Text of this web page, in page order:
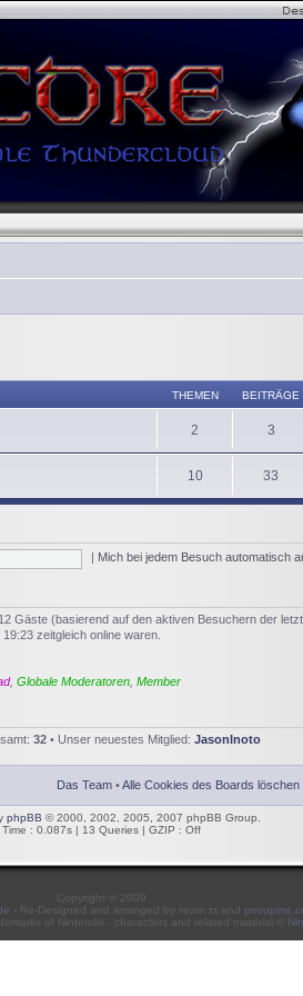
THEMEN BEITRÄGE
2 3
10 33
Mich bei jedem Besuch automatisch
Gäste (basierend auf den aktiven Besuchern der
zeitgleich online waren.
, Globale Moderatoren Member
32 • Unser neuestes Mitglied: JasonInoto
Das Team •Alle Cookies des Boards löschen
phpBB © 2000, 2002, 2005, 2007 phpBB Group.
Time : 0.087s | 13 Queries | GZIP : Off
Copyright © 2009
- Re-Designed and arranged by τeam ττ and
of Nintendo - characters and related material ©